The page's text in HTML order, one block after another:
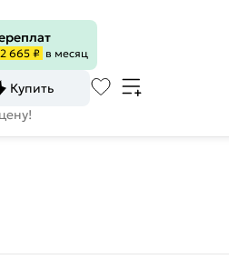
2 665 ₽ в месяц
Купить